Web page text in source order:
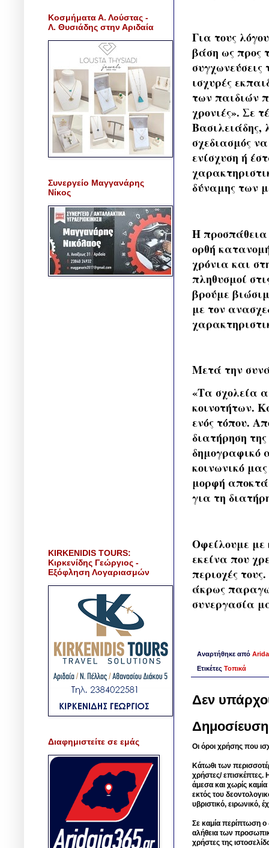
Για τους
βάση ως προς
ισχυρές
των παιδιών
χρονιές». Σε
Βασιλειάδης,
σχεδιασμός
ενίσχυση ή
δύναμης των
Η προσπάθεια
ορθή
χρόνια και
πληθυσμοί
βρούμε
με τον
Μετά την
«Τα σχολεία
κοινοτήτων.
ενός τόπου.
διατήρηση
δημογραφικό
κοινωνικό
μορφή
για τη
Οφείλουμε με
εκείνα που
περιοχές
άκρως
συνεργασία
Αναρτήθηκε από
Ετικέτες Τοπικά
Δεν
Οι όροι χρήσης που
Κάτωθι των
χρήστες/ επισκέπτες.
άμεσα και χωρίς
εκτός του
υβριστικό, ειρωνικό,
Σε καμία περίπτωση ο
αλήθεια των
χρήστες της
Κοσμήματα Α. Λούστας -
Λ. Θυσιάδης στην Αριδαία
Συνεργείο Μαγγανάρης
Νίκος
KIRKENIDIS TOURS:
Κιρκενίδης Γεώργιος -
Εξόφληση Λογαριασμών
Διαφημιστείτε σε εμάς